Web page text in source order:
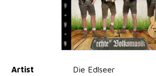
Artist
Die Edlseer